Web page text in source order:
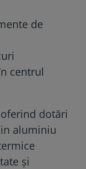
de
centrul
dotări
aluminiu
și